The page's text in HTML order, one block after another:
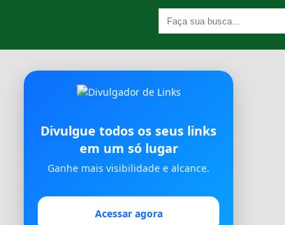
Divulgue todos os seus links
em um só lugar
Ganhe mais visibilidade e alcance.
Acessar agora